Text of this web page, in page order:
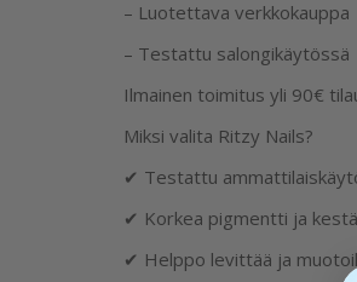
– Luotettava verkkokauppa
– Testattu salongikäytössä
Ilmainen toimitus yli 90€
Miksi valita Ritzy Nails?
✔ Testattu
✔ Korkea pigmentti ja
✔ Helppo levittää ja